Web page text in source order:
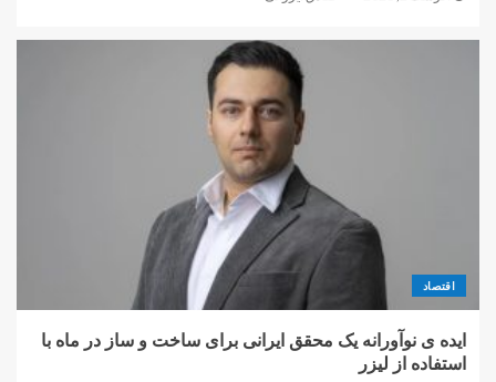
اقتصاد
ایده ی نوآورانه یک محقق ایرانی برای ساخت و ساز در ماه با
استفاده از لیزر